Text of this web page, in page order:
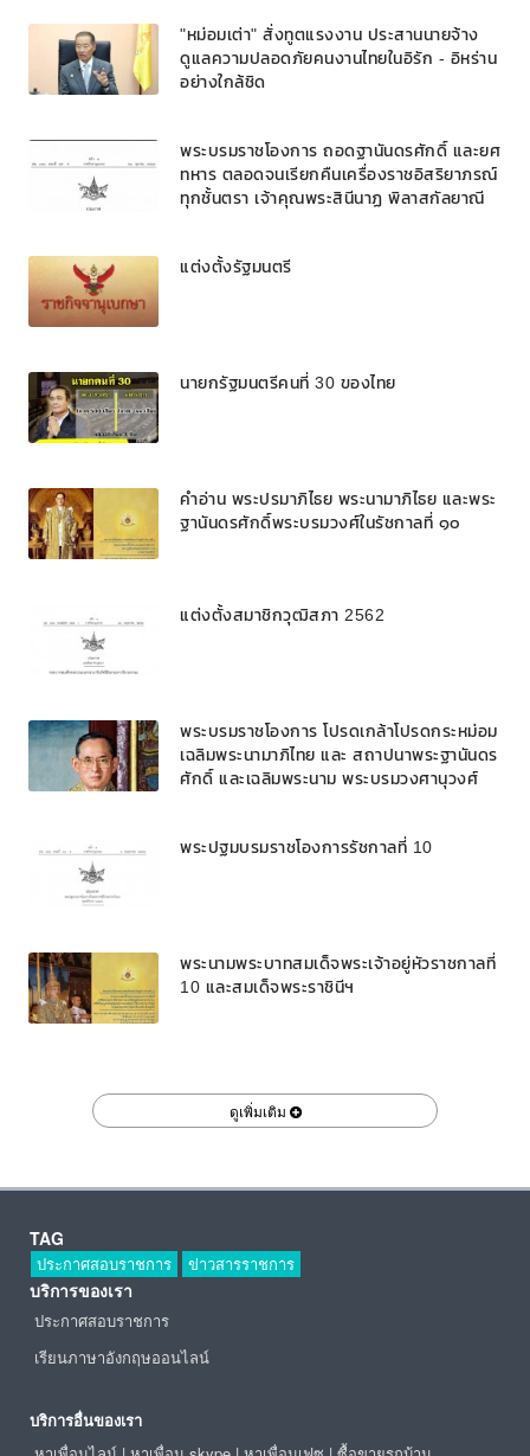
"หม่อมเต่า" สั่งทูตแรงงาน ประสานนายจ้าง
ดูแลความปลอดภัยคนงานไทยในอิรัก - อิหร่าน
อย่างใกล้ชิด
พระบรมราชโองการ ถอดฐานันดรศักดิ์ และยศ
ทหาร ตลอดจนเรียกคืนเครื่องราชอิสริยาภรณ์
ทุกชั้นตรา เจ้าคุณพระสินีนาฏ พิลาสกัลยาณี
แต่งตั้งรัฐมนตรี
นายกรัฐมนตรีคนที่ 30 ของไทย
คำอ่าน พระปรมาภิไธย พระนามาภิไธย และพระ
ฐานันดรศักดิ์พระบรมวงศ์ในรัชกาลที่ ๑๐
แต่งตั้งสมาชิกวุฒิสภา 2562
พระบรมราชโองการ โปรดเกล้าโปรดกระหม่อม
เฉลิมพระนามาภิไทย และ สถาปนาพระฐานันดร
ศักดิ์ และเฉลิมพระนาม พระบรมวงศานุวงศ์
พระปฐมบรมราชโองการรัชกาลที่ 10
พระนามพระบาทสมเด็จพระเจ้าอยู่หัวราชกาลที่
10 และสมเด็จพระราชินีฯ
ดูเพิ่มเติม
TAG
ประกาศสอบราชการ ข่าวสารราชการ
บริการของเรา
ประกาศสอบราชการ
เรียนภาษาอังกฤษออนไลน์
บริการอื่นของเรา